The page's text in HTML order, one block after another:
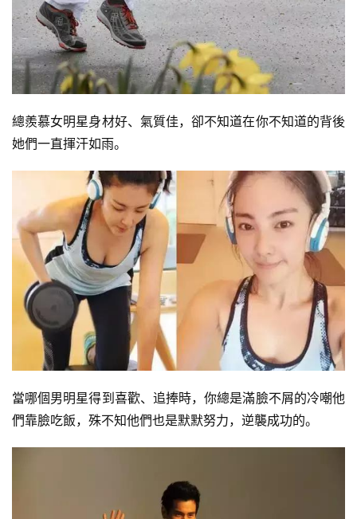
總羨慕女明星身材好、氣質佳，卻不知道在你不知道的背後
她們一直揮汗如雨。
當哪個男明星得到喜歡、追捧時，你總是滿臉不屑的冷嘲他
們靠臉吃飯，殊不知他們也是默默努力，逆襲成功的。